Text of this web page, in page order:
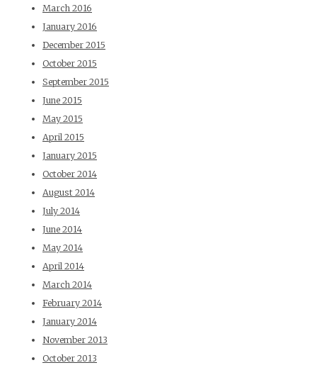
March 2016
January 2016
December 2015
October 2015
September 2015
June 2015
May 2015
April 2015
January 2015
October 2014
August 2014
July 2014
June 2014
May 2014
April 2014
March 2014
February 2014
January 2014
November 2013
October 2013